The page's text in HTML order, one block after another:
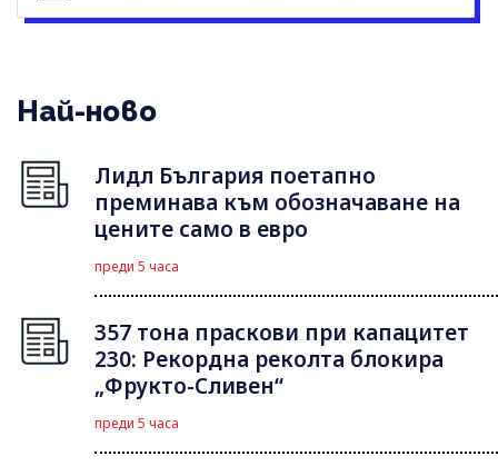
Най-ново
Лидл България поетапно
преминава към обозначаване на
цените само в евро
преди 5 часа
357 тона праскови при капацитет
230: Рекордна реколта блокира
„Фрукто-Сливен“
преди 5 часа